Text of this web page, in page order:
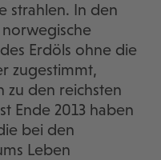
strahlen. In den
Erdöls ohne die
zugestimmt,
den reichsten
Ende 2013 haben
bei den
Leben